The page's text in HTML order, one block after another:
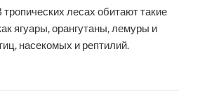
лесах обитают такие
ягуары, орангутаны, лемуры и
насекомых и рептилий.